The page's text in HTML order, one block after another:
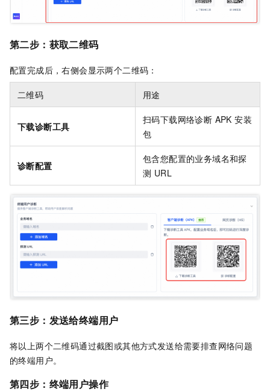
第二步：获取二维码
配置完成后，右侧会显示两个二维码：
二维码 用途
下载诊断工具
扫码下载网络诊断 APK 安装
包
诊断配置
包含您配置的业务域名和探
测 URL
第三步：发送给终端用户
将以上两个二维码通过截图或其他方式发送给需要排查网络问题
的终端用户。
第四步：终端用户操作